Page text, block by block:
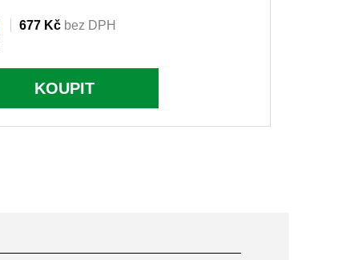
677 Kč bez DPH
KOUPIT